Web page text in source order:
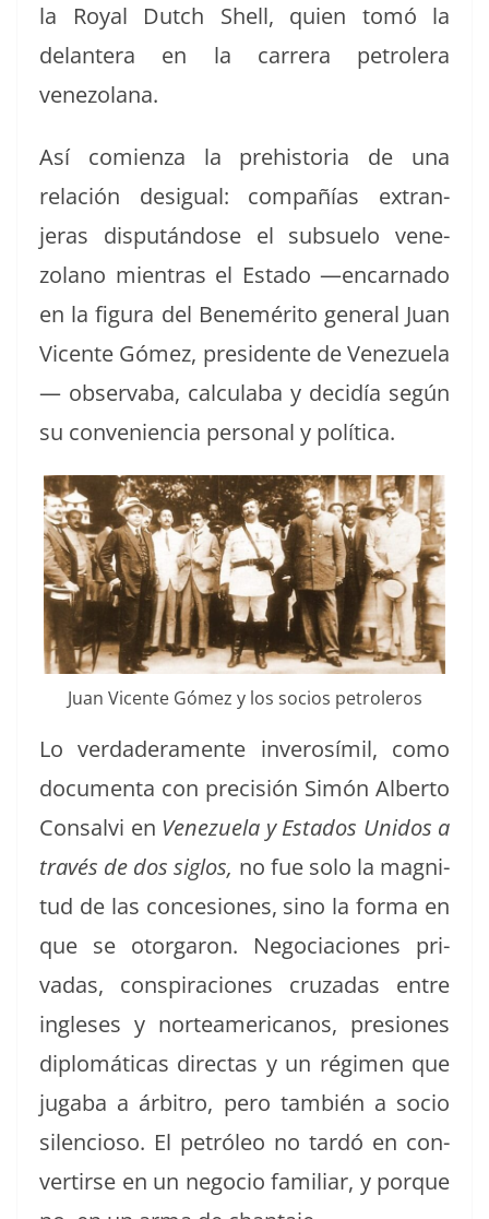
la Roy­al Dutch Shell, quien tomó la
delantera en la car­rera petrol­era
venezolana.
Así comien­za la pre­his­to­ria de una
relación desigual: com­pañías extran­
jeras dis­pután­dose el sub­sue­lo vene­
zolano mien­tras el Esta­do —encar­na­do
en la figu­ra del Ben­eméri­to gen­er­al Juan
Vicente Gómez, pres­i­dente de Venezuela
— observ­a­ba, cal­cu­la­ba y decidía según
su con­ve­nien­cia per­son­al y política.
Juan Vicente Gómez y los socios petroleros
Lo ver­dadera­mente inverosímil, como
doc­u­men­ta con pre­cisión Simón Alber­to
Con­salvi en Venezuela y Esta­dos Unidos a
través de dos sig­los, no fue solo la mag­ni­
tud de las con­ce­siones, sino la for­ma en
que se otor­garon. Nego­cia­ciones pri­
vadas, con­spir­a­ciones cruzadas entre
ingle­ses y norteam­er­i­canos, pre­siones
diplomáti­cas direc­tas y un rég­i­men que
juga­ba a árbi­tro, pero tam­bién a socio
silen­cioso. El petróleo no tardó en con­
ver­tirse en un nego­cio famil­iar, y porque